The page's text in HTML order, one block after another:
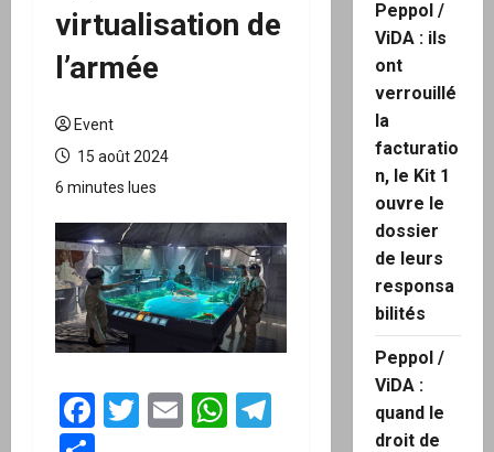
virtualisation de
l’armée
Event
15 août 2024
6 minutes lues
Facebook
Twitter
EmailWhatsApp
Telegram
Peppol /
ViDA : ils
ont
verrouillé
la
facturatio
n, le Kit 1
ouvre le
dossier
de leurs
responsa
bilités
Peppol /
ViDA :
quand le
droit de